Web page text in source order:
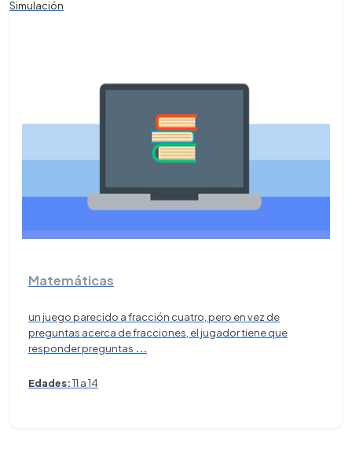
Simulación
Matemáticas
un juego parecido a fracción cuatro, pero en vez de
preguntas acerca de fracciones, el jugador tiene que
responder preguntas ...
Edades:11 a 14